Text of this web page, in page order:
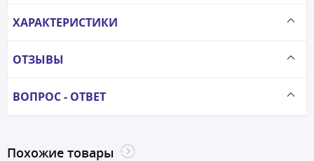
ХАРАКТЕРИСТИКИ
ОТЗЫВЫ
ВОПРОС - ОТВЕТ
Похожие товары